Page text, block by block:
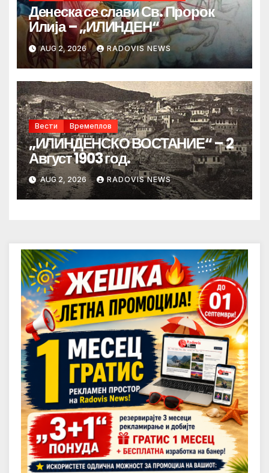
Денеска се слави Св. Пророк
Илија – „ИЛИНДЕН“
AUG 2, 2026 RADOVIS NEWS
Вести Времеплов
„ИЛИНДЕНСКО ВОСТАНИЕ“ – 2
Август 1903 год.
AUG 2, 2026 RADOVIS NEWS